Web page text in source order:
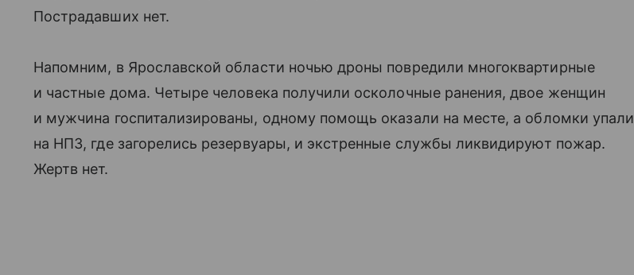
Пострадавших нет.
Напомним, в Ярославской области ночью дроны повредили многоквартирные
и частные дома. Четыре человека получили осколочные ранения, двое женщин
и мужчина госпитализированы, одному помощь оказали на месте, а обломки упали
на НПЗ, где загорелись резервуары, и экстренные службы ликвидируют пожар.
Жертв нет.